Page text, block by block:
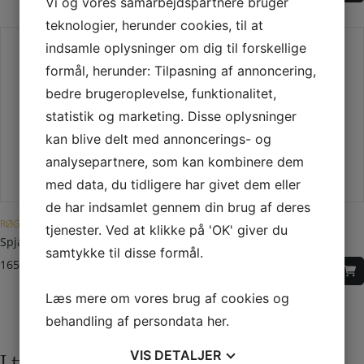
RØGRØR Ø 120 MM
Spjæld Ø 120 mm
165,00
RØGRØR Ø 120 MM
Rosette Ø 120 mm
teknologier, herunder cookies, til at
indsamle oplysninger om dig til forskellige
formål, herunder: Tilpasning af annoncering,
bedre brugeroplevelse, funktionalitet,
statistik og marketing. Disse oplysninger
kan blive delt med annoncerings- og
analysepartnere, som kan kombinere dem
med data, du tidligere har givet dem eller
de har indsamlet gennem din brug af deres
tjenester. Ved at klikke på 'OK' giver du
samtykke til disse formål.
Læs mere om vores brug af cookies og
behandling af persondata her.
VIS DETALJER